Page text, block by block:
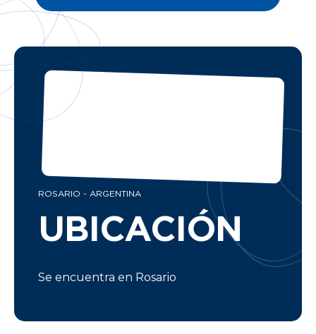
ROSARIO - ARGENTINA
UBICACIÓN
Se encuentra en Rosario